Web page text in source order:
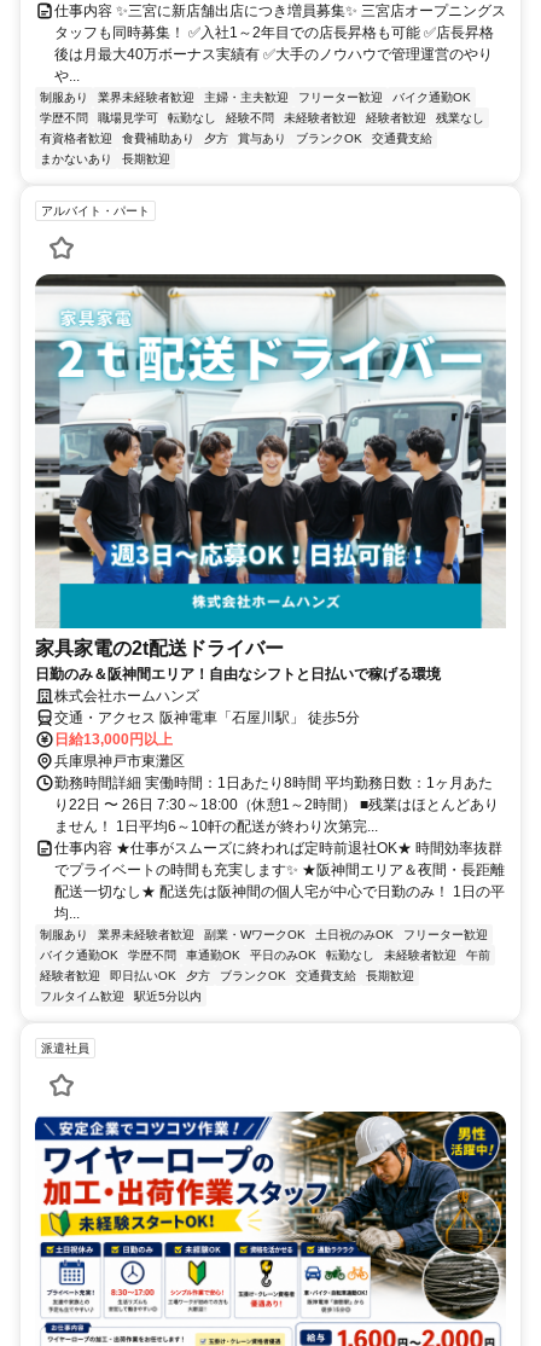
仕事内容 ✨三宮に新店舗出店につき増員募集✨ 三宮店オープニングス
タッフも同時募集！ ✅入社1～2年目での店長昇格も可能 ✅店長昇格
後は月最大40万ボーナス実績有 ✅大手のノウハウで管理運営のやり
や...
制服あり 業界未経験者歓迎 主婦・主夫歓迎 フリーター歓迎
バイク通勤OK
学歴不問
職場見学可 転勤なし 経験不問 未経験者歓迎 経験者歓迎
残業なし
有資格者歓迎
食費補助あり 夕方 賞与あり ブランクOK
交通費支給
まかないあり
長期歓迎
アルバイト・パート
家具家電の2t配送ドライバー
日勤のみ＆阪神間エリア！自由なシフトと日払いで稼げる環境
株式会社ホームハンズ
交通・アクセス 阪神電車「石屋川駅」 徒歩5分
日給13,000円以上
兵庫県神戸市東灘区
勤務時間詳細 実働時間：1日あたり8時間 平均勤務日数：1ヶ月あた
り22日 〜 26日 7:30～18:00（休憩1～2時間） ■残業はほとんどあり
ません！ 1日平均6～10軒の配送が終わり次第完...
仕事内容 ★仕事がスムーズに終われば定時前退社OK★ 時間効率抜群
でプライベートの時間も充実します✨ ★阪神間エリア＆夜間・長距離
配送一切なし★ 配送先は阪神間の個人宅が中心で日勤のみ！ 1日の平
均...
制服あり 業界未経験者歓迎 副業・WワークOK 土日祝のみOK
フリーター歓迎
バイク通勤OK
学歴不問 車通勤OK 平日のみOK 転勤なし 未経験者歓迎
午前
経験者歓迎
即日払いOK 夕方 ブランクOK 交通費支給
長期歓迎
フルタイム歓迎
駅近5分以内
派遣社員